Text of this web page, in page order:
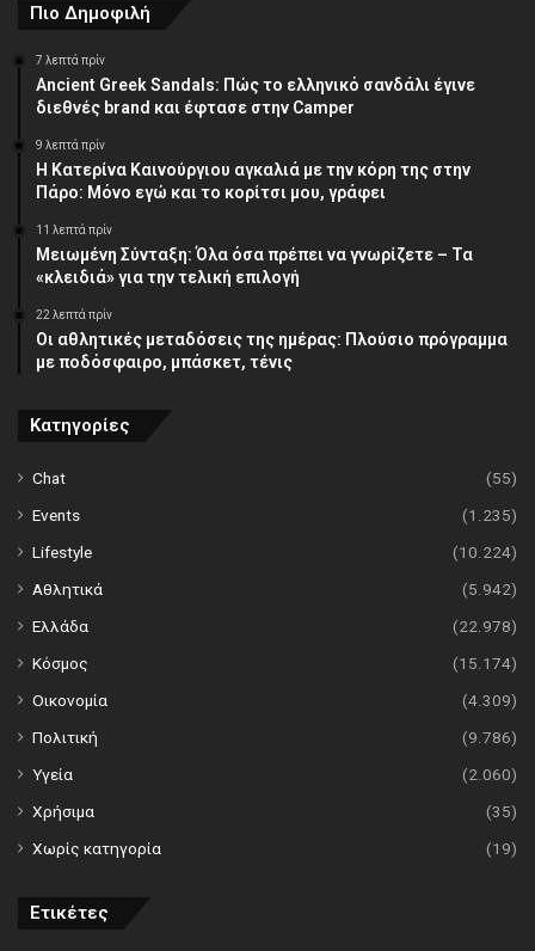
Πιο Δημοφιλή
7 λεπτά πρίν
Ancient Greek Sandals: Πώς το ελληνικό σανδάλι έγινε
διεθνές brand και έφτασε στην Camper
9 λεπτά πρίν
Η Κατερίνα Καινούργιου αγκαλιά με την κόρη της στην
Πάρο: Μόνο εγώ και το κορίτσι μου, γράφει
11 λεπτά πρίν
Μειωμένη Σύνταξη: Όλα όσα πρέπει να γνωρίζετε – Τα
«κλειδιά» για την τελική επιλογή
22 λεπτά πρίν
Οι αθλητικές μεταδόσεις της ημέρας: Πλούσιο πρόγραμμα
με ποδόσφαιρο, μπάσκετ, τένις
Κατηγορίες
Chat
(55)
Events
(1.235)
Lifestyle
(10.224)
Αθλητικά
(5.942)
Ελλάδα
(22.978)
Κόσμος
(15.174)
Οικονομία
(4.309)
Πολιτική
(9.786)
Υγεία
(2.060)
Χρήσιμα
(35)
Χωρίς κατηγορία
(19)
Ετικέτες